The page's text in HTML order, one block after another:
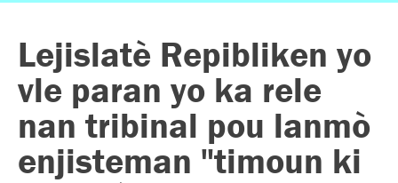
Lejislatè Repibliken yo
vle paran yo ka rele
nan tribinal pou lanmò
enjisteman "timoun ki